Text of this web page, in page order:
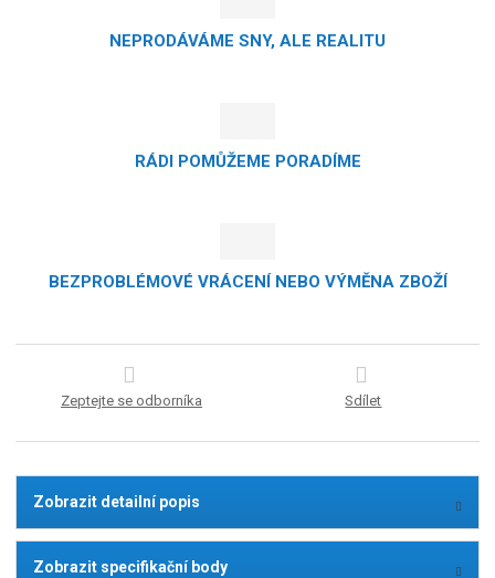
NEPRODÁVÁME SNY, ALE REALITU
RÁDI POMŮŽEME PORADÍME
BEZPROBLÉMOVÉ VRÁCENÍ NEBO VÝMĚNA ZBOŽÍ
Zeptejte se odborníka Sdílet
Zobrazit detailní popis
Zobrazit specifikační body